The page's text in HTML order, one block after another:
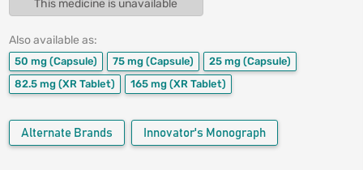
This medicine is unavailable
Also available as:
50 mg (Capsule) 75 mg (Capsule) 25 mg (Capsule)
82.5 mg (XR Tablet) 165 mg (XR Tablet)
Alternate Brands Innovator's Monograph